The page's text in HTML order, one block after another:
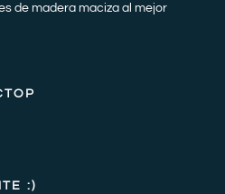
de madera maciza al mejor
:)